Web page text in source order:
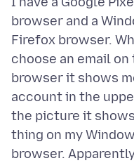
browser and a
Firefox browser.
choose an email
browser it shows
account in the
the picture it
thing on my
browser.